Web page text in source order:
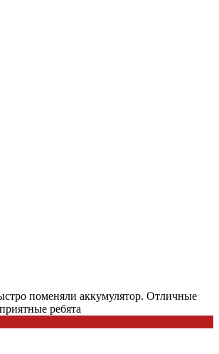
поменяли аккумулятор. Отличные
ребята